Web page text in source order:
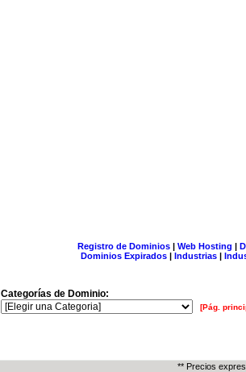
Registro de Dominios| Web Hosting |
Dominios Expirados | Industrias |
Categorías de Dominio:
[Pág.
** Precios